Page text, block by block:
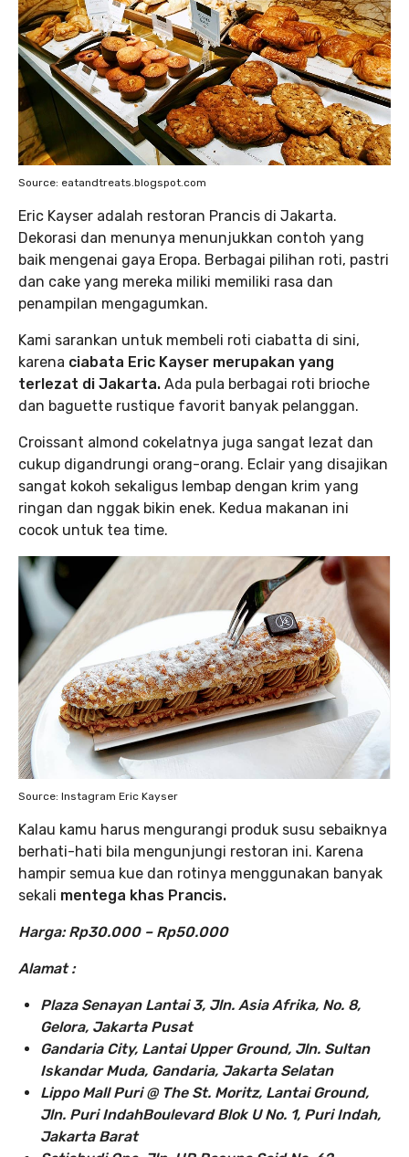
Source: eatandtreats.blogspot.com
Eric Kayser adalah restoran Prancis di Jakarta.
Dekorasi dan menunya menunjukkan contoh yang
baik mengenai gaya Eropa. Berbagai pilihan roti, pastri
dan cake yang mereka miliki memiliki rasa dan
penampilan mengagumkan.
Kami sarankan untuk membeli roti ciabatta di sini,
karena ciabata Eric Kayser merupakan yang
terlezat di Jakarta. Ada pula berbagai roti brioche
dan baguette rustique favorit banyak pelanggan.
Croissant almond cokelatnya juga sangat lezat dan
cukup digandrungi orang-orang. Eclair yang disajikan
sangat kokoh sekaligus lembap dengan krim yang
ringan dan nggak bikin enek. Kedua makanan ini
cocok untuk tea time.
Source: Instagram Eric Kayser
Kalau kamu harus mengurangi produk susu sebaiknya
berhati-hati bila mengunjungi restoran ini. Karena
hampir semua kue dan rotinya menggunakan banyak
sekali mentega khas Prancis.
Harga: Rp30.000 – Rp50.000
Alamat :
Plaza Senayan Lantai 3, Jln. Asia Afrika, No. 8,
Gelora, Jakarta Pusat
Gandaria City, Lantai Upper Ground, Jln. Sultan
Iskandar Muda, Gandaria, Jakarta Selatan
Lippo Mall Puri @ The St. Moritz, Lantai Ground,
Jln. Puri IndahBoulevard Blok U No. 1, Puri Indah,
Jakarta Barat